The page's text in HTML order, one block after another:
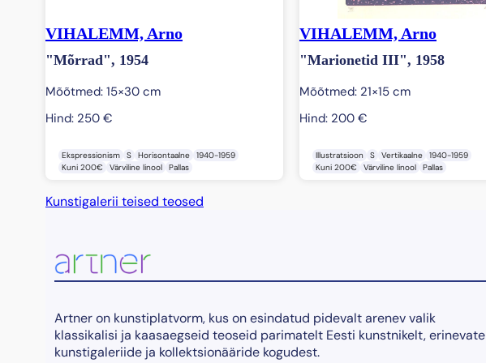
VIHALEMM, Arno
"Mõrrad", 1954
Mõõtmed: 15×30 cm
Hind: 250 €
Ekspressionism S Horisontaalne
1940-1959
Kuni 200€
Värviline linool Pallas
VIHALEMM, Arno
"Marionetid III", 1958
Mõõtmed: 21×15 cm
Hind: 200 €
Illustratsioon S Vertikaalne
1940-1959
Kuni 200€
Värviline linool Pallas
Kunstigalerii teised teosed
Artner on kunstiplatvorm, kus on esindatud pidevalt arenev valik
klassikalisi ja kaasaegseid teoseid parimatelt Eesti kunstnikelt, erinevate
kunstigaleriide ja kollektsionääride kogudest.